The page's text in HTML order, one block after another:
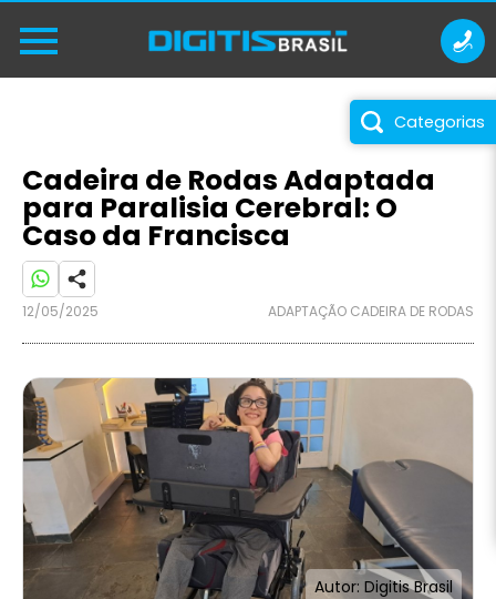
Cadeira de Rodas Adaptada
para Paralisia Cerebral: O
Caso da Francisca
12/05/2025 ADAPTAÇÃO CADEIRA DE RODAS
Autor: Digitis Brasil
Categorias